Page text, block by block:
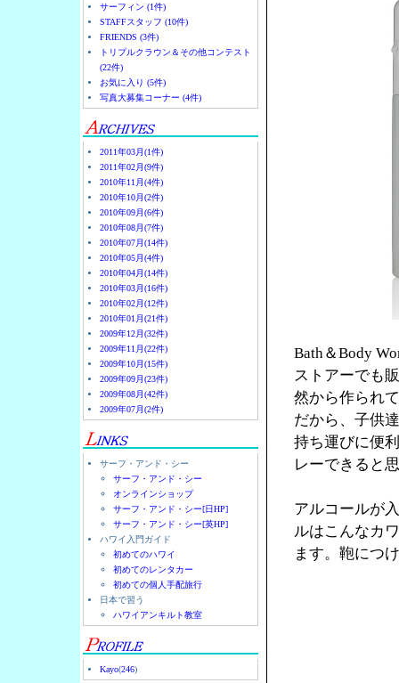
サーフィン (1件)
STAFFスタッフ (10件)
FRIENDS (3件)
トリプルクラウン＆その他コンテスト
(22件)
お気に入り (5件)
写真大募集コーナー (4件)
2011年03月(1件)
2011年02月(9件)
2010年11月(4件)
2010年10月(2件)
2010年09月(6件)
2010年08月(7件)
2010年07月(14件)
2010年05月(4件)
2010年04月(14件)
2010年03月(16件)
2010年02月(12件)
2010年01月(21件)
2009年12月(32件)
2009年11月(22件)
2009年10月(15件)
2009年09月(23件)
2009年08月(42件)
2009年07月(2件)
サーフ・アンド・シー
サーフ・アンド・シー
オンラインショップ
サーフ・アンド・シー[日HP]
サーフ・アンド・シー[英HP]
ハワイ入門ガイド
初めてのハワイ
初めてのレンタカー
初めての個人手配旅行
日本で習う
ハワイアンキルト教室
Kayo(246)
Bath＆Body
ストアーでも
然から作られ
だから、子供
持ち運びに便
レーできると
アルコールが
ルはこんなカ
ます。鞄につ